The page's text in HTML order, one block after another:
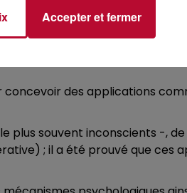
cruciale importance à l'heure
un produit ou un service
de manière à ce que
des applications
souvent inconscients -,
; il a été prouvé que ces
Accepter et fermer